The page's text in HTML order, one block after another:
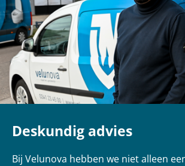
Deskundig advies
Bij Velunova hebben we niet alleen